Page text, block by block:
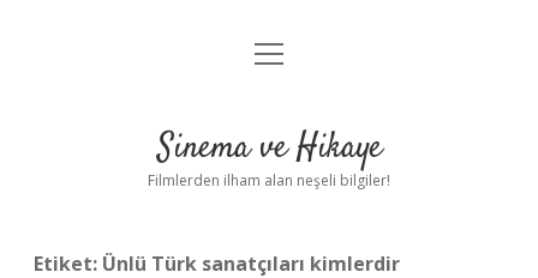
Gizlilik Politikası
Yasal Uyarı
menüyü
Sinema ve Hikaye
Filmlerden ilham alan neşeli bilgiler!
Etiket: Ünlü Türk sanatçıları kimlerdir